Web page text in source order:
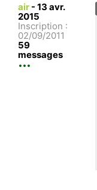
air - 13 avr.
2015
Inscription :
02/09/2011
59
messages